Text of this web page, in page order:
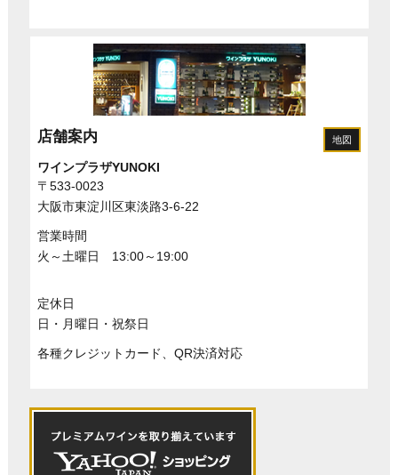
店舗案内 地図
ワインプラザYUNOKI
〒533-0023
大阪市東淀川区東淡路3-6-22
営業時間
火～土曜日 13:00～19:00
定休日
日・月曜日・祝祭日
各種クレジットカード、QR決済対応